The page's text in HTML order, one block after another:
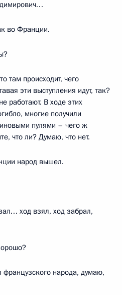
во Франции.
там происходит, чего
эти выступления идут, так?
работают. В ходе этих
многие получили
пулями – чего ж
что ли? Думаю, что нет.
народ вышел.
ход взял, ход забрал,
народа, думаю,